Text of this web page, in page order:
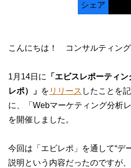
シェア
こんにちは！ コンサルティング
1月14日に 「エビスレポーティ
レポ）」 を リリース したことを
に、「Webマーケティング分析
を開催しました。
今回は「エビレポ」を通して“デ
説明という内容だったのですが